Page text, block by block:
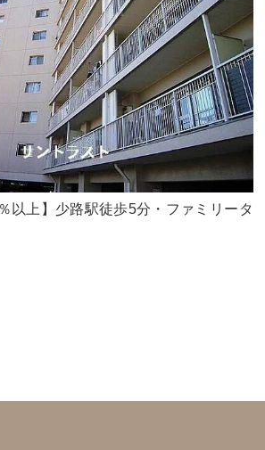
以上】少路駅徒歩5分・ファミリータ